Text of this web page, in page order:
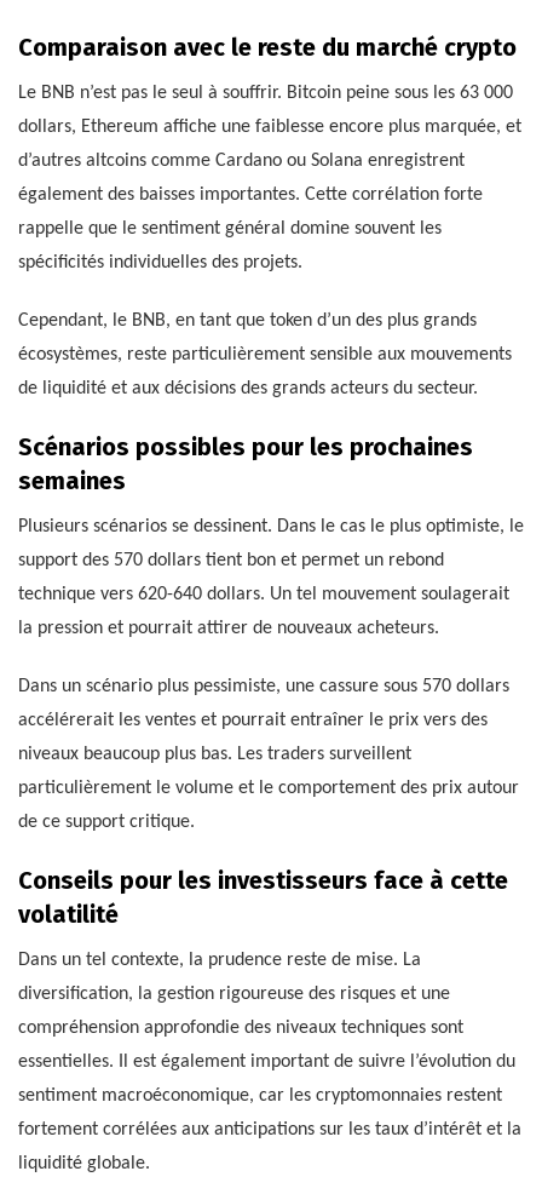
Comparaison avec le reste du marché crypto
Le BNB n’est pas le seul à souffrir. Bitcoin peine sous les 63 000
dollars, Ethereum affiche une faiblesse encore plus marquée, et
d’autres altcoins comme Cardano ou Solana enregistrent
également des baisses importantes. Cette corrélation forte
rappelle que le sentiment général domine souvent les
spécificités individuelles des projets.
Cependant, le BNB, en tant que token d’un des plus grands
écosystèmes, reste particulièrement sensible aux mouvements
de liquidité et aux décisions des grands acteurs du secteur.
Scénarios possibles pour les prochaines
semaines
Plusieurs scénarios se dessinent. Dans le cas le plus optimiste, le
support des 570 dollars tient bon et permet un rebond
technique vers 620-640 dollars. Un tel mouvement soulagerait
la pression et pourrait attirer de nouveaux acheteurs.
Dans un scénario plus pessimiste, une cassure sous 570 dollars
accélérerait les ventes et pourrait entraîner le prix vers des
niveaux beaucoup plus bas. Les traders surveillent
particulièrement le volume et le comportement des prix autour
de ce support critique.
Conseils pour les investisseurs face à cette
volatilité
Dans un tel contexte, la prudence reste de mise. La
diversification, la gestion rigoureuse des risques et une
compréhension approfondie des niveaux techniques sont
essentielles. Il est également important de suivre l’évolution du
sentiment macroéconomique, car les cryptomonnaies restent
fortement corrélées aux anticipations sur les taux d’intérêt et la
liquidité globale.